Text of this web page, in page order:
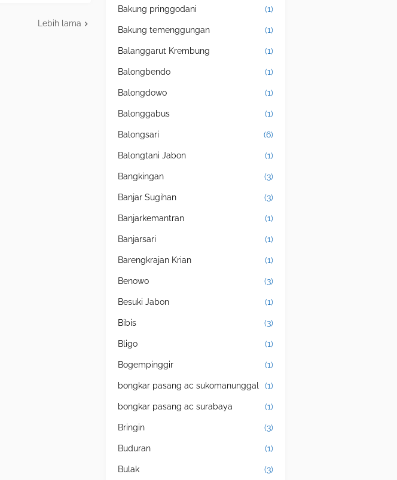
Lebih lama
Bakung pringgodani (1)
Bakung temenggungan (1)
Balanggarut Krembung (1)
Balongbendo (1)
Balongdowo (1)
Balonggabus (1)
Balongsari (6)
Balongtani Jabon (1)
Bangkingan (3)
Banjar Sugihan (3)
Banjarkemantran (1)
Banjarsari (1)
Barengkrajan Krian (1)
Benowo (3)
Besuki Jabon (1)
Bibis (3)
Bligo (1)
Bogempinggir (1)
bongkar pasang ac sukomanunggal (1)
bongkar pasang ac surabaya (1)
Bringin (3)
Buduran (1)
Bulak (3)